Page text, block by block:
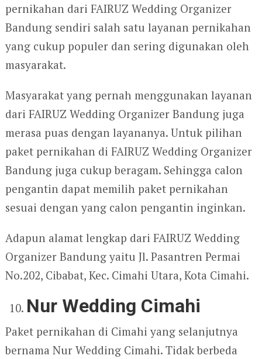
pernikahan dari FAIRUZ Wedding Organizer
Bandung sendiri salah satu layanan pernikahan
yang cukup populer dan sering digunakan oleh
masyarakat.
Masyarakat yang pernah menggunakan layanan
dari FAIRUZ Wedding Organizer Bandung juga
merasa puas dengan layananya. Untuk pilihan
paket pernikahan di FAIRUZ Wedding Organizer
Bandung juga cukup beragam. Sehingga calon
pengantin dapat memilih paket pernikahan
sesuai dengan yang calon pengantin inginkan.
Adapun alamat lengkap dari FAIRUZ Wedding
Organizer Bandung yaitu Jl. Pasantren Permai
No.202, Cibabat, Kec. Cimahi Utara, Kota Cimahi.
Nur Wedding Cimahi
Paket pernikahan di Cimahi yang selanjutnya
bernama Nur Wedding Cimahi. Tidak berbeda